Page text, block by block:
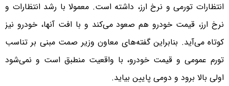
انتظارات تورمی و نرخ ارز، داشته است. معمولا با رشد انتظارات و
نرخ ارز، قیمت خودرو هم صعود می‌کند و با افت آنها، خودرو نیز
کوتاه می‌آید. بنابراین گفته‌های معاون وزیر صمت مبنی بر تناسب
تورم عمومی و قیمت خودرو، با واقعیت منطبق است و نمی‌شود
اولی بالا برود و دومی پایین بیاید.